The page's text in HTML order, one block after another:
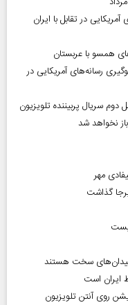
در تقابل با ایران
همسو با عربستان
رسانه‌های آمریکایی در
نخواهد شد
سخت هستند
ایران است